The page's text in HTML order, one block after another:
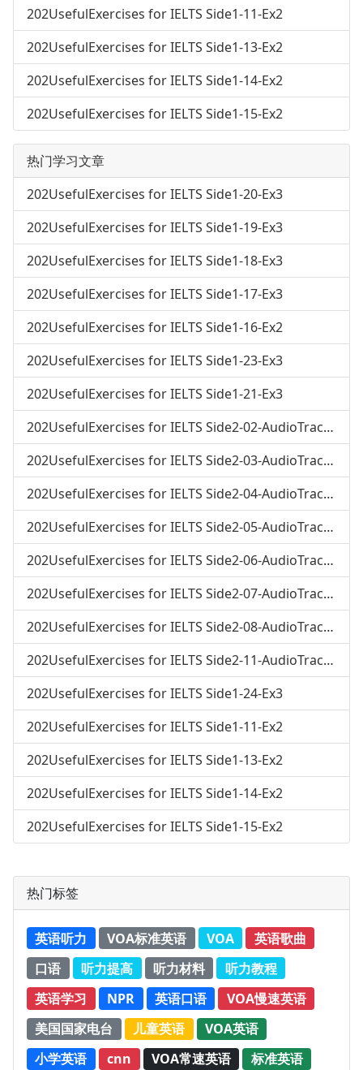
202UsefulExercises for IELTS Side1-11-Ex2
202UsefulExercises for IELTS Side1-13-Ex2
202UsefulExercises for IELTS Side1-14-Ex2
202UsefulExercises for IELTS Side1-15-Ex2
热门学习文章
202UsefulExercises for IELTS Side1-20-Ex3
202UsefulExercises for IELTS Side1-19-Ex3
202UsefulExercises for IELTS Side1-18-Ex3
202UsefulExercises for IELTS Side1-17-Ex3
202UsefulExercises for IELTS Side1-16-Ex2
202UsefulExercises for IELTS Side1-23-Ex3
202UsefulExercises for IELTS Side1-21-Ex3
202UsefulExercises for IELTS Side2-02-AudioTrack02
202UsefulExercises for IELTS Side2-03-AudioTrack03
202UsefulExercises for IELTS Side2-04-AudioTrack04
202UsefulExercises for IELTS Side2-05-AudioTrack05
202UsefulExercises for IELTS Side2-06-AudioTrack06
202UsefulExercises for IELTS Side2-07-AudioTrack07
202UsefulExercises for IELTS Side2-08-AudioTrack08
202UsefulExercises for IELTS Side2-11-AudioTrack11
202UsefulExercises for IELTS Side1-24-Ex3
202UsefulExercises for IELTS Side1-11-Ex2
202UsefulExercises for IELTS Side1-13-Ex2
202UsefulExercises for IELTS Side1-14-Ex2
202UsefulExercises for IELTS Side1-15-Ex2
热门标签
英语听力 VOA标准英语 VOA
英语歌曲
口语
听力提高 听力材料
听力教程
英语学习
NPR 英语口语
VOA慢速英语
美国国家电台
儿童英语
VOA英语
小学英语
cnn VOA常速英语 标准英语